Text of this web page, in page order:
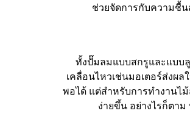
ช่วยจัดการกับความชื้
ทั้งปั๊มลมแบบสกรูและแบบ
เคลื่อนไหวเช่นมอเตอร์ส่งผ
พอได้ แต่สำหรับการทำงานไ
ง่ายขึ้น อย่างไรก็ตา